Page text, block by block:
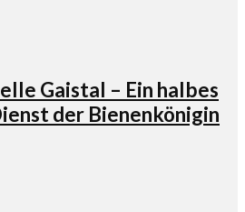
Gaistal – Ein halbes
der Bienenkönigin